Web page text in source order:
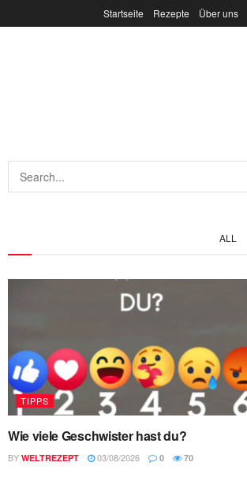
Startseite Rezepte Über uns
ALL
TIPPS
Wie viele Geschwister hast du?
BY WELTREZEPT 03/08/2026 0 70